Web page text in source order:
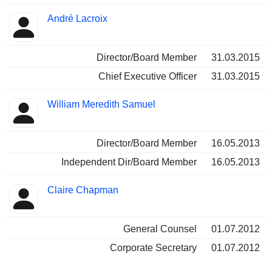
André Lacroix
Director/Board Member
31.03.2015
Chief Executive Officer
31.03.2015
William Meredith Samuel
Director/Board Member
16.05.2013
Independent Dir/Board Member
16.05.2013
Claire Chapman
General Counsel
01.07.2012
Corporate Secretary
01.07.2012